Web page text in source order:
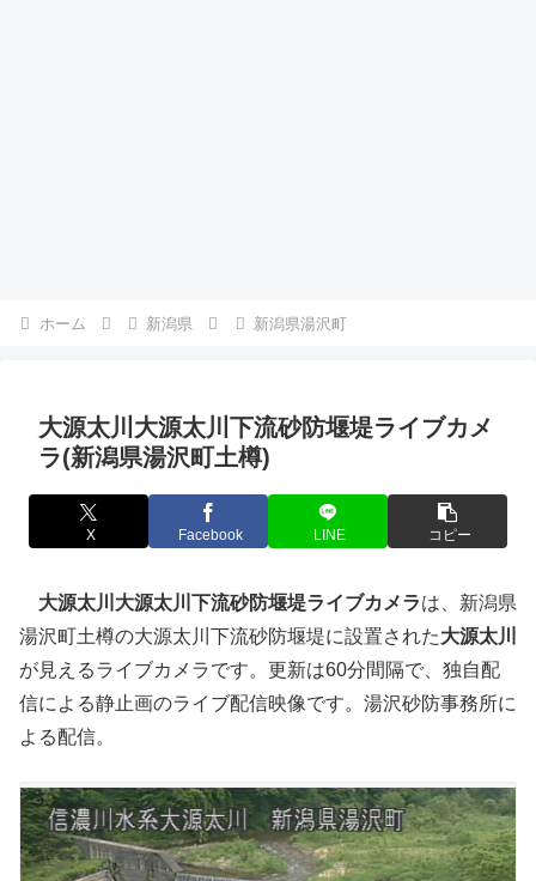
ホーム 新潟県 新潟県湯沢町
大源太川大源太川下流砂防堰堤ライブカメ
ラ(新潟県湯沢町土樽)
X Facebook LINE コピー
大源太川大源太川下流砂防堰堤ライブカメラは、新潟県
湯沢町土樽の大源太川下流砂防堰堤に設置された大源太川
が見えるライブカメラです。更新は60分間隔で、独自配
信による静止画のライブ配信映像です。湯沢砂防事務所に
よる配信。